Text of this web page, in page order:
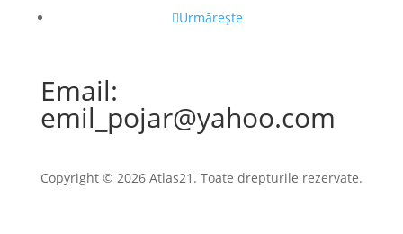
Urmărește
Email:
emil_pojar@yahoo.com
Copyright © 2026 Atlas21. Toate drepturile rezervate.